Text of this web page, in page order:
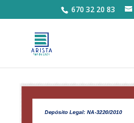
670 32 20 83